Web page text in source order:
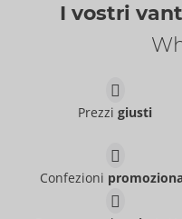
Cottelli LINGERIE- ORION Brand
I vostri
Prezzigiusti
Confezioni